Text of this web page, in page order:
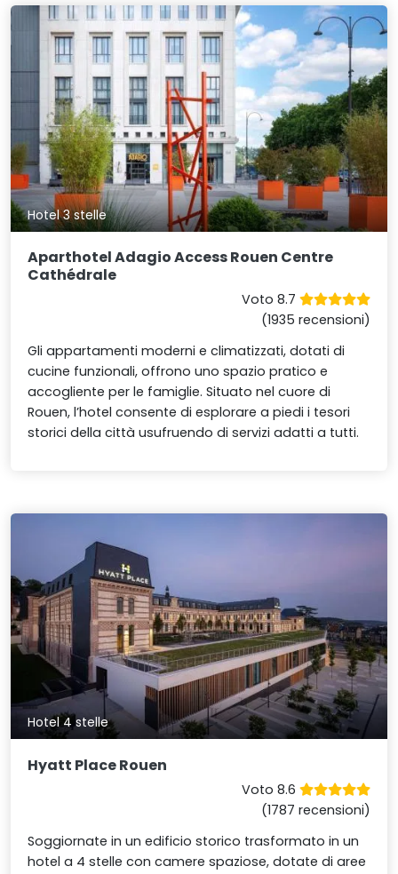
Hotel 3 stelle
Aparthotel Adagio Access Rouen Centre
Cathédrale
Voto 8.7
(1935 recensioni)
Gli appartamenti moderni e climatizzati, dotati di
cucine funzionali, offrono uno spazio pratico e
accogliente per le famiglie. Situato nel cuore di
Rouen, l’hotel consente di esplorare a piedi i tesori
storici della città usufruendo di servizi adatti a tutti.
Hotel 4 stelle
Hyatt Place Rouen
Voto 8.6
(1787 recensioni)
Soggiornate in un edificio storico trasformato in un
hotel a 4 stelle con camere spaziose, dotate di aree